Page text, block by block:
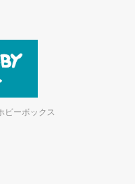
ビーボックス